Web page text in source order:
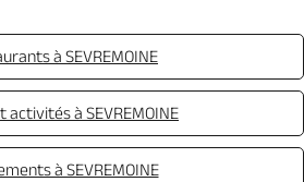
à SEVREMOINE
activités à SEVREMOINE
à SEVREMOINE